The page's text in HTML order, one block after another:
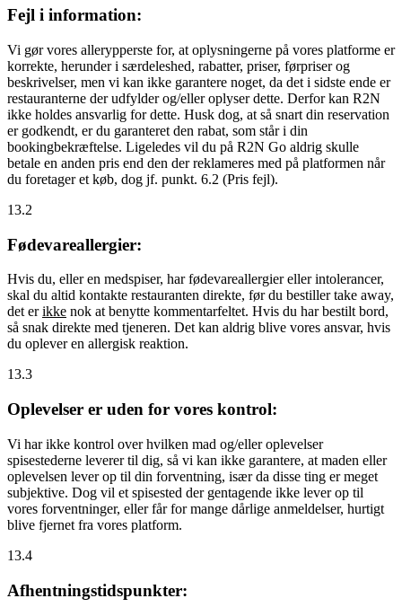
Fejl i information:
Vi gør vores allerypperste for, at oplysningerne på vores platforme er
korrekte, herunder i særdeleshed, rabatter, priser, førpriser og
beskrivelser, men vi kan ikke garantere noget, da det i sidste ende er
restauranterne der udfylder og/eller oplyser dette. Derfor kan R2N
ikke holdes ansvarlig for dette. Husk dog, at så snart din reservation
er godkendt, er du garanteret den rabat, som står i din
bookingbekræftelse. Ligeledes vil du på R2N Go aldrig skulle
betale en anden pris end den der reklameres med på platformen når
du foretager et køb, dog jf. punkt. 6.2 (Pris fejl).
13.2
Fødevareallergier:
Hvis du, eller en medspiser, har fødevareallergier eller intolerancer,
skal du altid kontakte restauranten direkte, før du bestiller take away,
det erikke nok at benytte kommentarfeltet. Hvis du har bestilt bord,
så snak direkte med tjeneren. Det kan aldrig blive vores ansvar, hvis
du oplever en allergisk reaktion.
13.3
Oplevelser er uden for vores kontrol:
Vi har ikke kontrol over hvilken mad og/eller oplevelser
spisestederne leverer til dig, så vi kan ikke garantere, at maden eller
oplevelsen lever op til din forventning, især da disse ting er meget
subjektive. Dog vil et spisested der gentagende ikke lever op til
vores forventninger, eller får for mange dårlige anmeldelser, hurtigt
blive fjernet fra vores platform.
13.4
Afhentningstidspunkter: